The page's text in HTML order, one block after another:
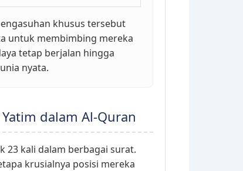
khusus tersebut
untuk membimbing mereka
tetap berjalan hingga
nyata.
dalam Al-Quran
23 kali dalam berbagai surat.
krusialnya posisi mereka